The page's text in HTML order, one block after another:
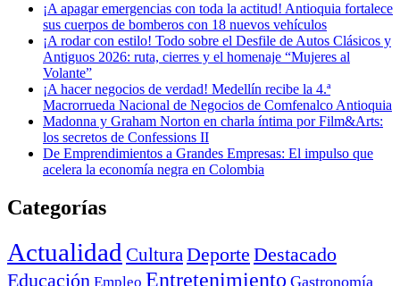
¡A apagar emergencias con toda la actitud! Antioquia fortalece
sus cuerpos de bomberos con 18 nuevos vehículos
¡A rodar con estilo! Todo sobre el Desfile de Autos Clásicos y
Antiguos 2026: ruta, cierres y el homenaje “Mujeres al
Volante”
¡A hacer negocios de verdad! Medellín recibe la 4.ª
Macrorrueda Nacional de Negocios de Comfenalco Antioquia
Madonna y Graham Norton en charla íntima por Film&Arts:
los secretos de Confessions II
De Emprendimientos a Grandes Empresas: El impulso que
acelera la economía negra en Colombia
Categorías
Actualidad CulturaDeporte Destacado
Educación Empleo Entretenimiento Gastronomía